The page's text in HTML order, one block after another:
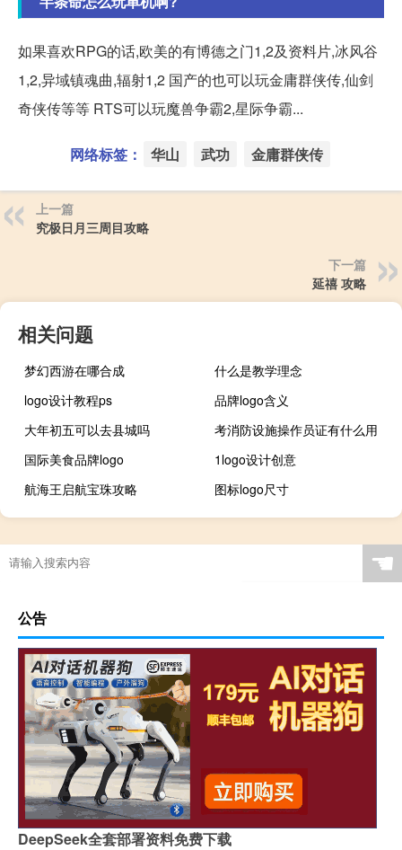
如果喜欢RPG的话,欧美的有博德之门1,2及资料片,冰风谷
1,2,异域镇魂曲,辐射1,2 国产的也可以玩金庸群侠传,仙剑
奇侠传等等 RTS可以玩魔兽争霸2,星际争霸...
网络标签： 华山 武功 金庸群侠传
上一篇
究极日月三周目攻略
下一篇
延禧 攻略
相关问题
梦幻西游在哪合成
什么是教学理念
logo设计教程ps
品牌logo含义
大年初五可以去县城吗
考消防设施操作员证有什么用
国际美食品牌logo
1logo设计创意
航海王启航宝珠攻略
图标logo尺寸
☚
公告
DeepSeek全套部署资料免费下载